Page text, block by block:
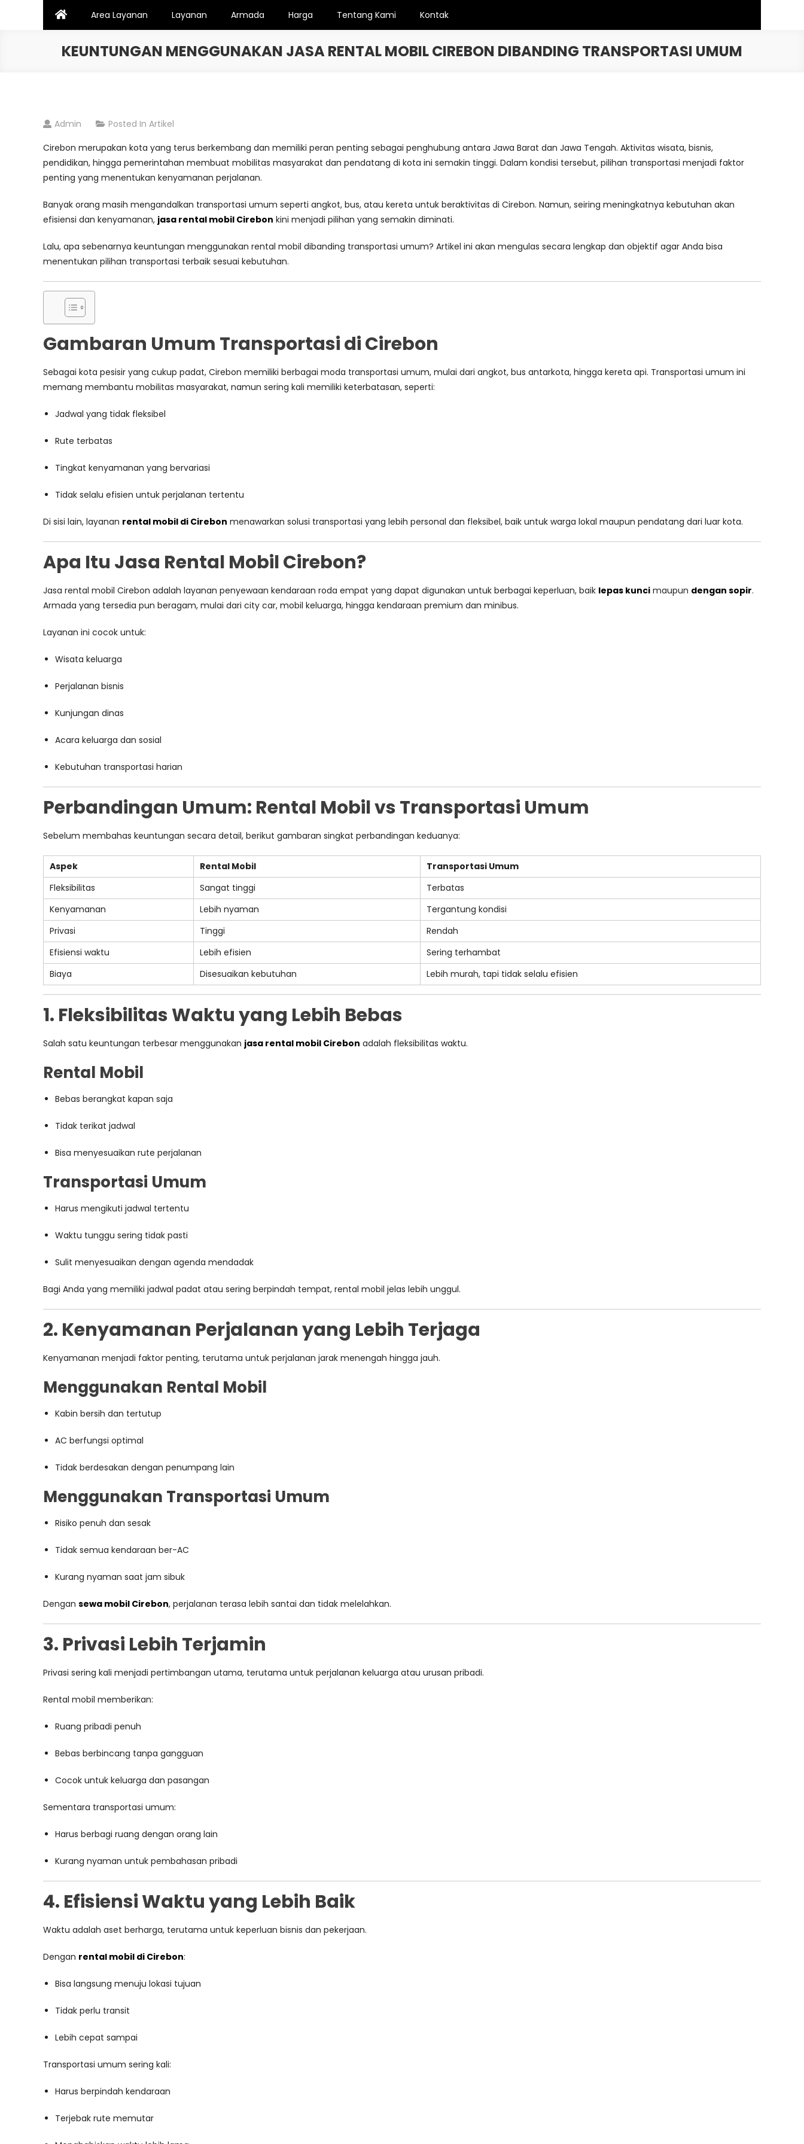
Area Layanan Layanan Armada Harga Tentang Kami Kontak
KEUNTUNGAN MENGGUNAKAN JASA RENTAL MOBIL CIREBON DIBANDING TRANSPORTASI UMUM
Admin Posted In Artikel
Cirebon merupakan kota yang terus berkembang dan memiliki peran penting sebagai penghubung antara Jawa Barat dan Jawa Tengah. Aktivitas wisata, bisnis,
pendidikan, hingga pemerintahan membuat mobilitas masyarakat dan pendatang di kota ini semakin tinggi. Dalam kondisi tersebut, pilihan transportasi menjadi faktor
penting yang menentukan kenyamanan perjalanan.
Banyak orang masih mengandalkan transportasi umum seperti angkot, bus, atau kereta untuk beraktivitas di Cirebon. Namun, seiring meningkatnya kebutuhan akan
efisiensi dan kenyamanan, jasa rental mobil Cirebon kini menjadi pilihan yang semakin diminati.
Lalu, apa sebenarnya keuntungan menggunakan rental mobil dibanding transportasi umum? Artikel ini akan mengulas secara lengkap dan objektif agar Anda bisa
menentukan pilihan transportasi terbaik sesuai kebutuhan.
Gambaran Umum Transportasi di Cirebon
Sebagai kota pesisir yang cukup padat, Cirebon memiliki berbagai moda transportasi umum, mulai dari angkot, bus antarkota, hingga kereta api. Transportasi umum ini
memang membantu mobilitas masyarakat, namun sering kali memiliki keterbatasan, seperti:
Jadwal yang tidak fleksibel
Rute terbatas
Tingkat kenyamanan yang bervariasi
Tidak selalu efisien untuk perjalanan tertentu
Di sisi lain, layanan rental mobil di Cirebon menawarkan solusi transportasi yang lebih personal dan fleksibel, baik untuk warga lokal maupun pendatang dari luar kota.
Apa Itu Jasa Rental Mobil Cirebon?
Jasa rental mobil Cirebon adalah layanan penyewaan kendaraan roda empat yang dapat digunakan untuk berbagai keperluan, baik lepas kunci maupun dengan sopir.
Armada yang tersedia pun beragam, mulai dari city car, mobil keluarga, hingga kendaraan premium dan minibus.
Layanan ini cocok untuk:
Wisata keluarga
Perjalanan bisnis
Kunjungan dinas
Acara keluarga dan sosial
Kebutuhan transportasi harian
Perbandingan Umum: Rental Mobil vs Transportasi Umum
Sebelum membahas keuntungan secara detail, berikut gambaran singkat perbandingan keduanya:
Aspek Rental Mobil
Transportasi Umum
Fleksibilitas
Sangat tinggi
Terbatas
Kenyamanan
Lebih nyaman
Tergantung kondisi
Privasi
Tinggi
Rendah
Efisiensi waktu
Lebih efisien
Sering terhambat
Biaya
Disesuaikan kebutuhan Lebih murah, tapi tidak selalu efisien
1. Fleksibilitas Waktu yang Lebih Bebas
Salah satu keuntungan terbesar menggunakan jasa rental mobil Cirebon adalah fleksibilitas waktu.
Rental Mobil
Bebas berangkat kapan saja
Tidak terikat jadwal
Bisa menyesuaikan rute perjalanan
Transportasi Umum
Harus mengikuti jadwal tertentu
Waktu tunggu sering tidak pasti
Sulit menyesuaikan dengan agenda mendadak
Bagi Anda yang memiliki jadwal padat atau sering berpindah tempat, rental mobil jelas lebih unggul.
2. Kenyamanan Perjalanan yang Lebih Terjaga
Kenyamanan menjadi faktor penting, terutama untuk perjalanan jarak menengah hingga jauh.
Menggunakan Rental Mobil
Kabin bersih dan tertutup
AC berfungsi optimal
Tidak berdesakan dengan penumpang lain
Menggunakan Transportasi Umum
Risiko penuh dan sesak
Tidak semua kendaraan ber-AC
Kurang nyaman saat jam sibuk
Dengan sewa mobil Cirebon, perjalanan terasa lebih santai dan tidak melelahkan.
3. Privasi Lebih Terjamin
Privasi sering kali menjadi pertimbangan utama, terutama untuk perjalanan keluarga atau urusan pribadi.
Rental mobil memberikan:
Ruang pribadi penuh
Bebas berbincang tanpa gangguan
Cocok untuk keluarga dan pasangan
Sementara transportasi umum:
Harus berbagi ruang dengan orang lain
Kurang nyaman untuk pembahasan pribadi
4. Efisiensi Waktu yang Lebih Baik
Waktu adalah aset berharga, terutama untuk keperluan bisnis dan pekerjaan.
Dengan rental mobil di Cirebon:
Bisa langsung menuju lokasi tujuan
Tidak perlu transit
Lebih cepat sampai
Transportasi umum sering kali:
Harus berpindah kendaraan
Terjebak rute memutar